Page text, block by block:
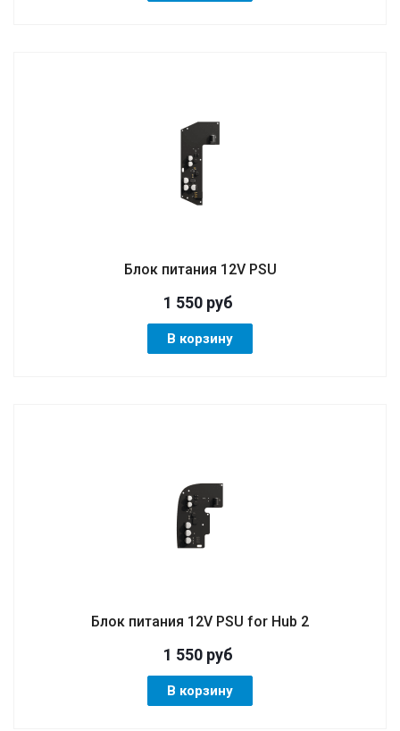
Блок питания 12V PSU
1 550руб
В корзину
Блок питания 12V PSU for Hub 2
1 550руб
В корзину